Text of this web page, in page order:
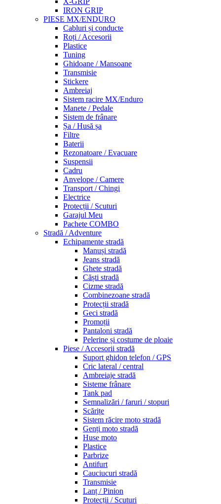
IRON GRIP
PIESE MX/ENDURO
Cabluri și conducte
Roți / Accesorii
Plastice
Tuning
Ghidoane / Mansoane
Transmisie
Stickere
Ambreiaj
Sistem racire MX/Enduro
Manete / Pedale
Sistem de frânare
Șa / Husă șa
Filtre
Baterii
Rezonatoare / Evacuare
Suspensii
Cadru
Anvelope / Camere
Transport / Chingi
Electrice
Protecții / Scuturi
Garajul Meu
Pachete COMBO
Stradă / Adventure
Echipamente stradă
Manuși stradă
Jeans stradă
Ghete stradă
Căști stradă
Cizme stradă
Combinezoane stradă
Protecții stradă
Geci stradă
Promoții
Pantaloni stradă
Pelerine și costume de ploaie
Piese / Accesorii stradă
Suport ghidon telefon / GPS
Cric lateral / central
Ambreiaje stradă
Sisteme frânare
Tank pad
Semnalizări / faruri / stopuri
Scărițe
Sistem răcire moto stradă
Genți moto stradă
Huse moto
Plastice
Parbrize
Antifurt
Cauciucuri stradă
Transmisie
Lanț / Pinion
Protecții / Scuturi